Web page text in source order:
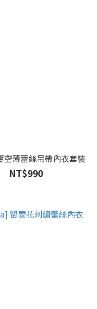
薄蕾絲吊帶內衣套裝
NT$990